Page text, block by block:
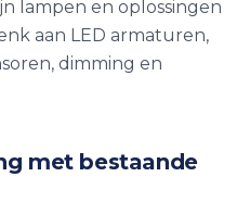
lampen en oplossingen
aan LED armaturen,
dimming en
met bestaande